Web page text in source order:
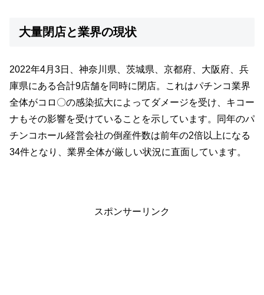
大量閉店と業界の現状
2022年4月3日、神奈川県、茨城県、京都府、大阪府、兵
庫県にある合計9店舗を同時に閉店。これはパチンコ業界
全体がコロ〇の感染拡大によってダメージを受け、キコー
ナもその影響を受けていることを示しています。同年のパ
チンコホール経営会社の倒産件数は前年の2倍以上になる
34件となり、業界全体が厳しい状況に直面しています。
スポンサーリンク